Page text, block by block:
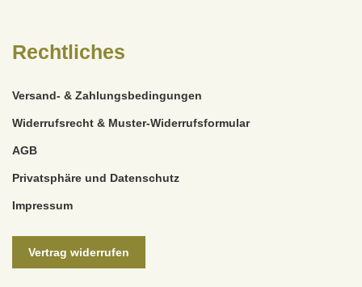
Rechtliches
Versand- & Zahlungsbedingungen
Widerrufsrecht & Muster-Widerrufsformular
AGB
Privatsphäre und Datenschutz
Impressum
Vertrag widerrufen